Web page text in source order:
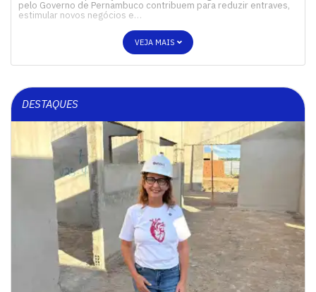
pelo Governo de Pernambuco contribuem para reduzir entraves,
estimular novos negócios e…
VEJA MAIS
DESTAQUES